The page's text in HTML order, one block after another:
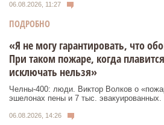
06.08.2026, 11:27
ПОДРОБНО
«Я не могу гарантировать, что
При таком пожаре, когда
исключать нельзя»
Челны-400: люди. Виктор Волков о
эшелонах пены и 7 тыс. эвакуированных.
06.08.2026, 14:26